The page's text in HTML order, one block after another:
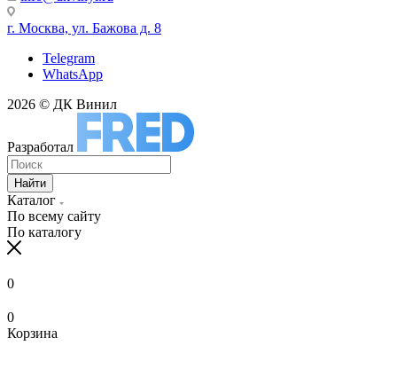
г. Москва, ул. Бажова д. 8
Telegram
WhatsApp
2026 © ДК Винил
Разработал
Найти
Каталог
По всему сайту
По каталогу
0
0
Корзина